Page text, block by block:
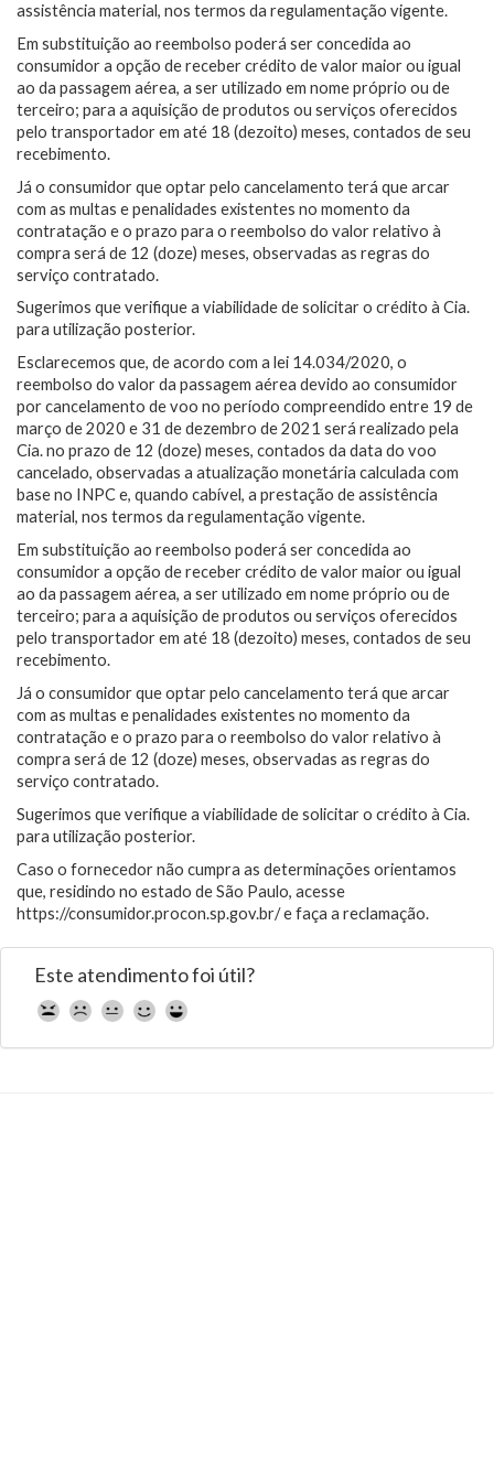
assistência material, nos termos da regulamentação vigente.
Em substituição ao reembolso poderá ser concedida ao
consumidor a opção de receber crédito de valor maior ou igual
ao da passagem aérea, a ser utilizado em nome próprio ou de
terceiro; para a aquisição de produtos ou serviços oferecidos
pelo transportador em até 18 (dezoito) meses, contados de seu
recebimento.
Já o consumidor que optar pelo cancelamento terá que arcar
com as multas e penalidades existentes no momento da
contratação e o prazo para o reembolso do valor relativo à
compra será de 12 (doze) meses, observadas as regras do
serviço contratado.
Sugerimos que verifique a viabilidade de solicitar o crédito à Cia.
para utilização posterior.
Esclarecemos que, de acordo com a lei 14.034/2020, o
reembolso do valor da passagem aérea devido ao consumidor
por cancelamento de voo no período compreendido entre 19 de
março de 2020 e 31 de dezembro de 2021 será realizado pela
Cia. no prazo de 12 (doze) meses, contados da data do voo
cancelado, observadas a atualização monetária calculada com
base no INPC e, quando cabível, a prestação de assistência
material, nos termos da regulamentação vigente.
Em substituição ao reembolso poderá ser concedida ao
consumidor a opção de receber crédito de valor maior ou igual
ao da passagem aérea, a ser utilizado em nome próprio ou de
terceiro; para a aquisição de produtos ou serviços oferecidos
pelo transportador em até 18 (dezoito) meses, contados de seu
recebimento.
Já o consumidor que optar pelo cancelamento terá que arcar
com as multas e penalidades existentes no momento da
contratação e o prazo para o reembolso do valor relativo à
compra será de 12 (doze) meses, observadas as regras do
serviço contratado.
Sugerimos que verifique a viabilidade de solicitar o crédito à Cia.
para utilização posterior.
Caso o fornecedor não cumpra as determinações orientamos
que, residindo no estado de São Paulo, acesse
https://consumidor.procon.sp.gov.br/ e faça a reclamação.
Este atendimento foi útil?